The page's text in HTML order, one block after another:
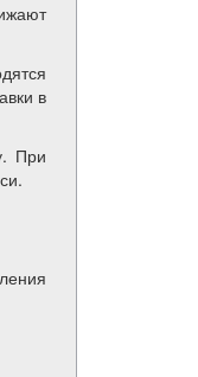
в
При